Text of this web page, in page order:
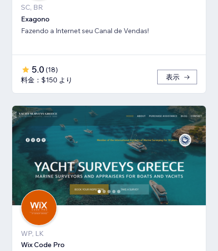
SC, BR
Exagono
Fazendo a Internet seu Canal de Vendas!
5.0 (18)
料金：$150 より
表示
WP, LK
Wix Code Pro